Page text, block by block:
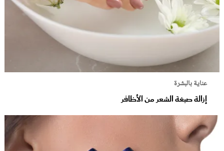
عناية بالبشرة
إزالة صبغة الشعر من الأظافر‎‎